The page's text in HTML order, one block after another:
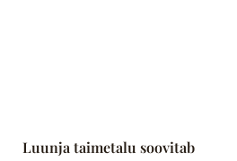
Luunja taimetalu soovitab